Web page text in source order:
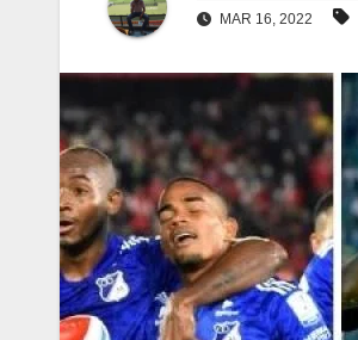
MAR 16, 2022